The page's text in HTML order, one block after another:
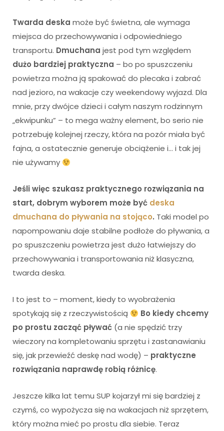
Twarda deska może być świetna, ale wymaga
miejsca do przechowywania i odpowiedniego
transportu. Dmuchana jest pod tym względem
dużo bardziej praktyczna – bo po spuszczeniu
powietrza można ją spakować do plecaka i zabrać
nad jezioro, na wakacje czy weekendowy wyjazd. Dla
mnie, przy dwójce dzieci i całym naszym rodzinnym
„ekwipunku” – to mega ważny element, bo serio nie
potrzebuję kolejnej rzeczy, która na pozór miała być
fajna, a ostatecznie generuje obciążenie i… i tak jej
nie używamy
Jeśli więc szukasz praktycznego rozwiązania na
start, dobrym wyborem może być deska
dmuchana do pływania na stojąco. Taki model po
napompowaniu daje stabilne podłoże do pływania, a
po spuszczeniu powietrza jest dużo łatwiejszy do
przechowywania i transportowania niż klasyczna,
twarda deska.
I to jest to – moment, kiedy to wyobrażenia
spotykają się z rzeczywistością
Bo kiedy chcemy
po prostu zacząć pływać (a nie spędzić trzy
wieczory na kompletowaniu sprzętu i zastanawianiu
się, jak przewieźć deskę nad wodę) – praktyczne
rozwiązania naprawdę robią różnicę.
Jeszcze kilka lat temu SUP kojarzył mi się bardziej z
czymś, co wypożycza się na wakacjach niż sprzętem,
który można mieć po prostu dla siebie. Teraz